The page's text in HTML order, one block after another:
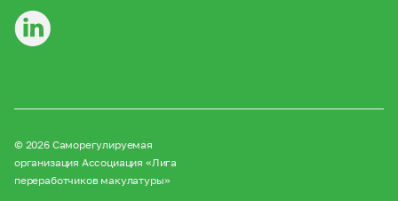
© 2026 Саморегулируемая
организация Ассоциация «Лига
переработчиков макулатуры»